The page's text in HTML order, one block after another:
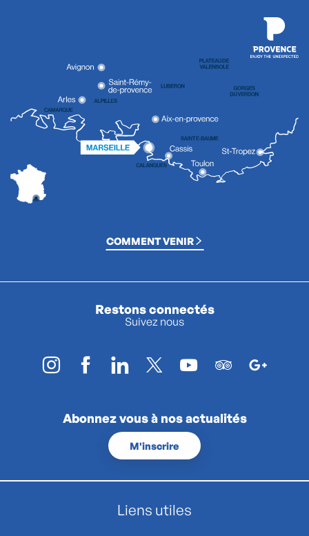
COMMENT VENIR
Restons connectés
Suivez nous
Abonnez vous à nos actualités
M'inscrire
Liens utiles